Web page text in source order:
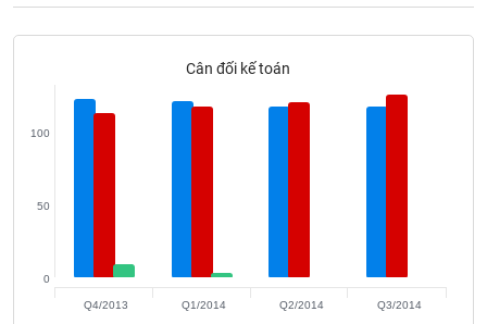
Cân đối kế toán
0
50
100
Q4/2013 Q1/2014 Q2/2014 Q3/2014
ÍCH
khoán